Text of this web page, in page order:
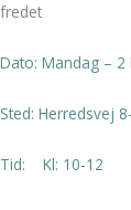
fredet
Dato: Mandag – 2
Sted: Herredsvej
Tid: Kl: 10-12